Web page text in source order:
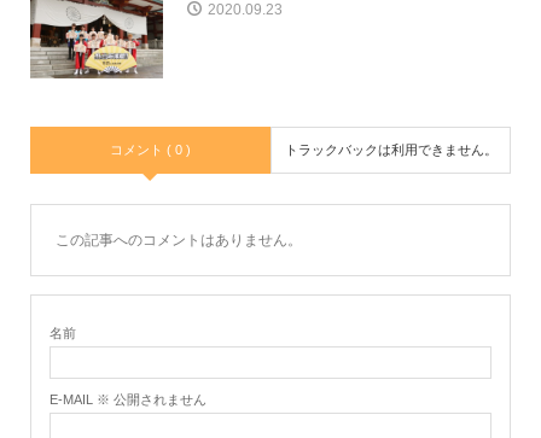
2020.09.23
コメント ( 0 ) トラックバックは利用できません。
この記事へのコメントはありません。
名前
E-MAIL ※ 公開されません